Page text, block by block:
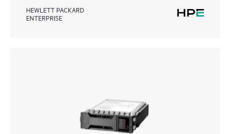
HEWLETT PACKARD
ENTERPRISE